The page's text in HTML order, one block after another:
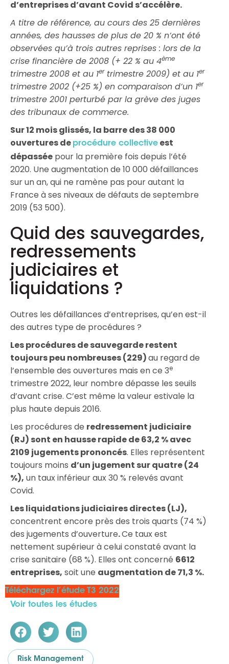
d’entreprises d’avant Covid s’accélère.
A titre de référence, au cours des 25 dernières
années, des hausses de plus de 20 % n’ont été
observées qu’à trois autres reprises : lors de la
crise financière de 2008 (+ 22 % au 4ème
trimestre 2008 et au 1ertrimestre 2009) et au 1er
trimestre 2002 (+25 %) en comparaison d’un 1er
trimestre 2001 perturbé par la grève des juges
des tribunaux de commerce.
Sur 12 mois glissés, la barre des 38 000
ouvertures de procédure collective est
dépassée pour la première fois depuis l’été
2020. Une augmentation de 10 000 défaillances
sur un an, qui ne ramène pas pour autant la
France à ses niveaux de défauts de septembre
2019 (53 500).
Quid des sauvegardes,
redressements
judiciaires et
liquidations ?
Outres les défaillances d’entreprises, qu’en est-il
des autres type de procédures ?
Les procédures de sauvegarde restent
toujours peu nombreuses (229)au regard de
l’ensemble des ouvertures mais en ce 3e
trimestre 2022, leur nombre dépasse les seuils
d’avant crise. C’est même la valeur estivale la
plus haute depuis 2016.
Les procédures de redressement judiciaire
(RJ) sont en hausse rapide de 63,2 % avec
2109 jugements prononcés. Elles représentent
toujours moins d’un jugement sur quatre (24
%), un taux inférieur aux 30 % relevés avant
Covid.
Les liquidations judiciaires directes (LJ),
concentrent encore près des trois quarts (74 %)
des jugements d’ouverture.Ce taux est
nettement supérieur à celui constaté avant la
crise sanitaire (68 %). Elles ont concerné 6612
entreprises, soit une augmentation de 71,3 %.
Téléchargez l’étude T3 2022
Voir toutes les études
Risk Management